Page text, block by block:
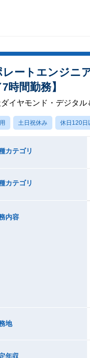
レートエンジニ
時間勤務】
イヤモンド・デジタル
土日祝休み 休日120日
カテゴリ
カテゴリ
内容
地
年収